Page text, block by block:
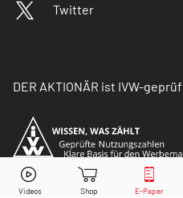
Aixtron Aktie jetzt handeln?
Twitter
DER AKTIONÄR ist IVW-